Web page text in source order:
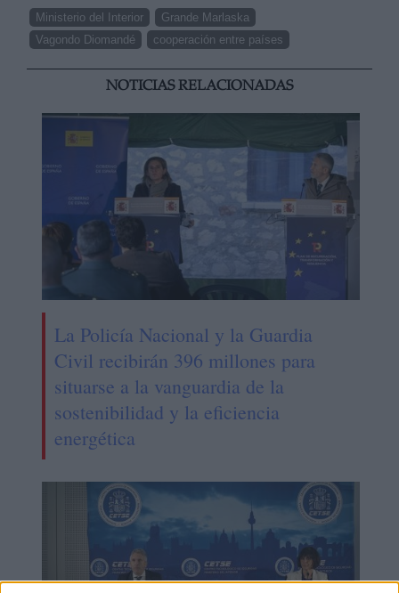
Ministerio del Interior
Grande Marlaska
Vagondo Diomandé
cooperación entre países
NOTICIAS RELACIONADAS
La Policía Nacional y la Guardia
Civil recibirán 396 millones para
situarse a la vanguardia de la
sostenibilidad y la eficiencia
energética